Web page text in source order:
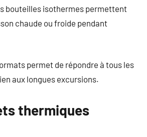
bouteilles isothermes permettent
chaude ou froide pendant
permet de répondre à tous les
aux longues excursions.
thermiques